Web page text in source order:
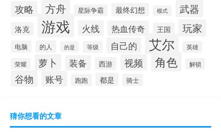
攻略
方舟 星际争霸 最终幻想 模式 武器
洛克 游戏 火线 热血传奇 王国 玩家
电脑 的人 的是 等级 自己的 艾尔 英雄
荣耀 萝卜 装备 西游 视频 角色 解锁
谷物 账号 跑跑 都是 骑士
猜你想看的文章